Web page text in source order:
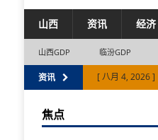
山西 资讯 经济
山西GDP 临汾GDP
资讯 [ 八月 4, 2026 ]
[ 八月 4, 2026 ]
焦点